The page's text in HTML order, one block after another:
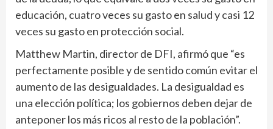
educación, cuatro veces su gasto en salud y casi 12
veces su gasto en protección social.
Matthew Martin, director de DFI, afirmó que “es
perfectamente posible y de sentido común evitar el
aumento de las desigualdades. La desigualdad es
una elección política; los gobiernos deben dejar de
anteponer los más ricos al resto de la población”.